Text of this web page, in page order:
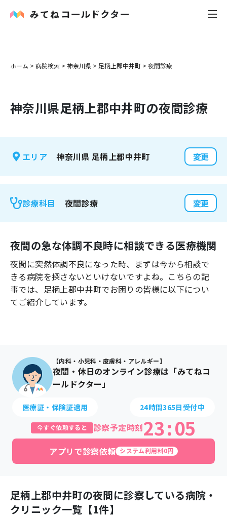
内科
花粉症
感染症
よくあるご質問
ホーム > 病院検索 > 神奈川県 > 足柄上郡中井町 > 夜間診療
神奈川県足柄上郡中井町の夜間診療
エリア 神奈川県 足柄上郡中井町 変更
診療科目 夜間診療 変更
夜間の急な体調不良時に相談できる医療機関
夜間に突然体調不良になった時、まずは今から相談で
きる病院を探さないといけないですよね。こちらの記
事では、 足柄上郡中井町でお困りの皆様に以下につい
てご紹介しています。
【内科・小児科・皮膚科・アレルギー】
夜間・休日のオンライン診療は「みてねコ
ールドクター」
医療証・保険証適用 24時間365日受付中
今すぐ依頼すると 診察予定時刻23:05
アプリで診察依頼 システム利用料0円
足柄上郡中井町の夜間に診察している病院・
クリニック一覧【1件】